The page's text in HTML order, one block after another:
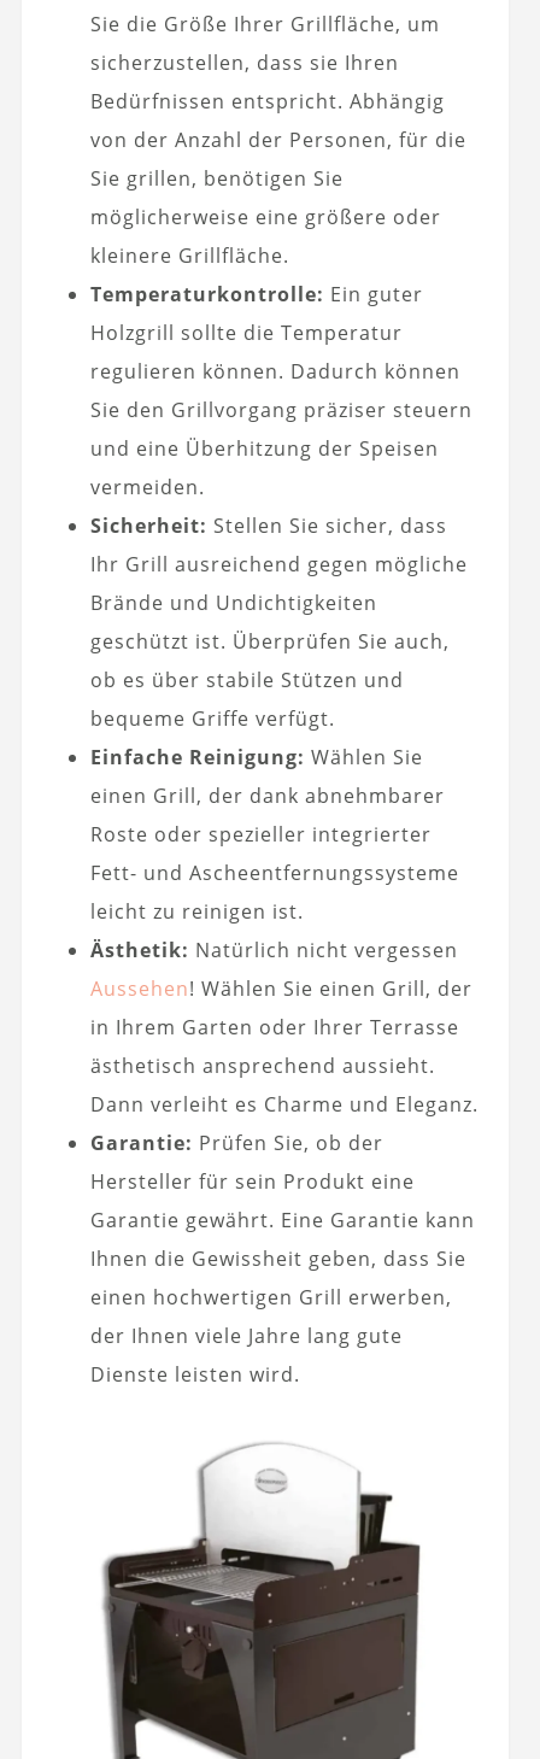
Sie die Größe Ihrer Grillfläche, um
sicherzustellen, dass sie Ihren
Bedürfnissen entspricht. Abhängig
von der Anzahl der Personen, für die
Sie grillen, benötigen Sie
möglicherweise eine größere oder
kleinere Grillfläche.
Temperaturkontrolle: Ein guter
Holzgrill sollte die Temperatur
regulieren können. Dadurch können
Sie den Grillvorgang präziser steuern
und eine Überhitzung der Speisen
vermeiden.
Sicherheit: Stellen Sie sicher, dass
Ihr Grill ausreichend gegen mögliche
Brände und Undichtigkeiten
geschützt ist. Überprüfen Sie auch,
ob es über stabile Stützen und
bequeme Griffe verfügt.
Einfache Reinigung: Wählen Sie
einen Grill, der dank abnehmbarer
Roste oder spezieller integrierter
Fett- und Ascheentfernungssysteme
leicht zu reinigen ist.
Ästhetik: Natürlich nicht vergessen
Aussehen! Wählen Sie einen Grill, der
in Ihrem Garten oder Ihrer Terrasse
ästhetisch ansprechend aussieht.
Dann verleiht es Charme und Eleganz.
Garantie: Prüfen Sie, ob der
Hersteller für sein Produkt eine
Garantie gewährt. Eine Garantie kann
Ihnen die Gewissheit geben, dass Sie
einen hochwertigen Grill erwerben,
der Ihnen viele Jahre lang gute
Dienste leisten wird.